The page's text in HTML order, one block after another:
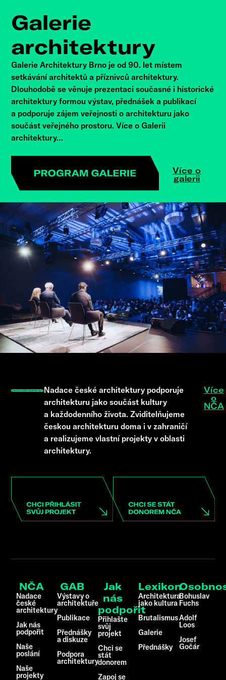
Galerie
architektury
Galerie Architektury Brno je od 90. let místem
setkávání architektů a příznivců architektury.
Dlouhodobě se věnuje prezentaci současné i historické
architektury formou výstav, přednášek a publikací
a podporuje zájem veřejnosti o architekturu jako
součást veřejného prostoru. Více o Galerii
architektury…
Více o
galerii
Nadace české architektury podporuje
architekturu jako součást kultury
a každodenního života. Zviditelňujeme
českou architekturu doma i v zahraničí
a realizujeme vlastní projekty v oblasti
architektury.
Více
o
NČA
NČA
Nadace
české
architektury
Jak nás
podpořit
Naše
poslání
Naše
projekty
GAB
Výstavy o
architektuře
Publikace
Přednášky
a diskuze
Podpora
architektury
Jak
nás
podpořit
Přihlašte
svůj
projekt
Chci se
stát
donorem
Zapoj se
Lexikon
Architektura
jako kultura
Brutalismus
Galerie
Přednášky
Bohuslav
Fuchs
Adolf
Loos
Josef
Gočár